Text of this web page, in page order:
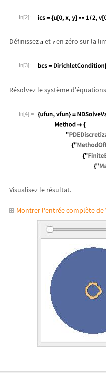
In[2]:=
Définissez et en zéro sur la
In[3]:=
Résolvez le système d'é
In[4]:=
Visualisez le résultat.
Montrer l'entrée complète de